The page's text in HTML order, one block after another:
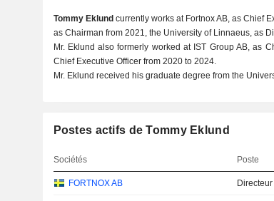
Tommy Eklund currently works at Fortnox AB, as Chief
as Chairman from 2021, the University of Linnaeus, as
Mr. Eklund also formerly worked at IST Group AB, as
Chief Executive Officer from 2020 to 2024.
Mr. Eklund received his graduate degree from the
Postes actifs de Tommy Eklund
Sociétés Poste
FORTNOX AB